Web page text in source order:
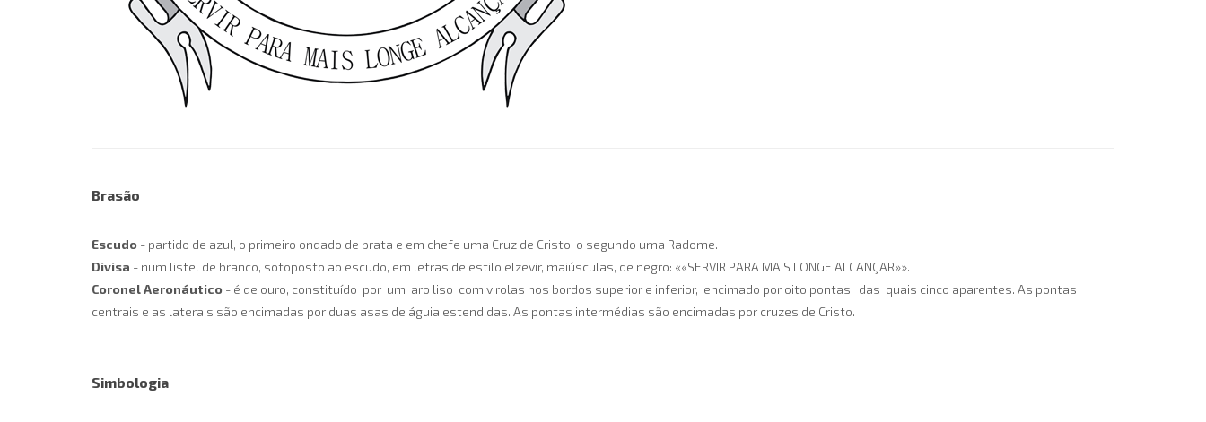
Brasão
Escudo - partido de azul, o primeiro ondado de prata e em chefe uma Cruz de Cristo, o segundo uma Radome.
Divisa - num listel de branco, sotoposto ao escudo, em letras de estilo elzevir, maiúsculas, de negro: ««SERVIR PARA MAIS LONGE ALCANÇAR»».
Coronel Aeronáutico - é de ouro, constituído por um aro liso com virolas nos bordos superior e inferior, encimado por oito pontas, das quais cinco aparentes. As pontas
centrais e as laterais são encimadas por duas asas de águia estendidas. As pontas intermédias são encimadas por cruzes de Cristo.
Simbologia